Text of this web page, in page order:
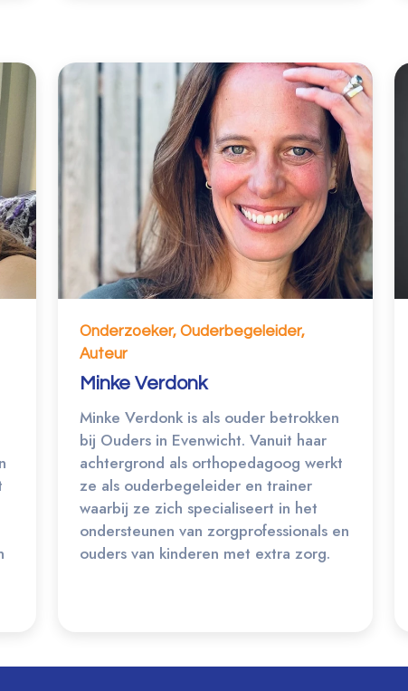
Onderzoeker, Ouderbegeleider,
Auteur
Minke Verdonk
Minke Verdonk is als ouder betrokken
bij Ouders in Evenwicht. Vanuit haar
achtergrond als orthopedagoog werkt
ze als ouderbegeleider en trainer
waarbij ze zich specialiseert in het
ondersteunen van zorgprofessionals en
ouders van kinderen met extra zorg.